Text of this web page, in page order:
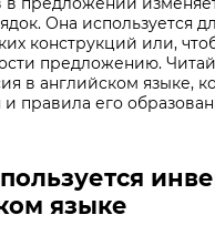
Она используется
конструкций или,
предложению.
в английском языке,
и правила его
языке